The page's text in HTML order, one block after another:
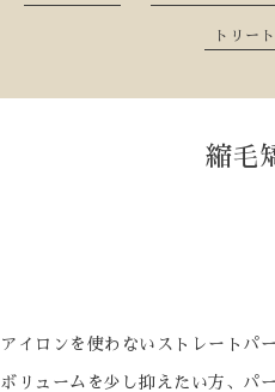
トリー
縮毛
アイロンを使わないストレートパ
ボリュームを少し抑えたい方、パ